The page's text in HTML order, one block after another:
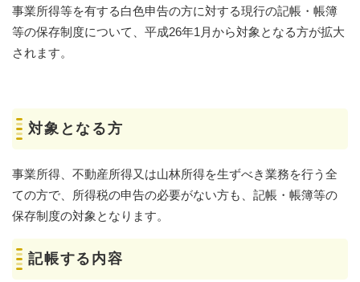
事業所得等を有する白色申告の方に対する現行の記帳・帳簿
等の保存制度について、平成26年1月から対象となる方が拡大
されます。
対象となる方
事業所得、不動産所得又は山林所得を生ずべき業務を行う全
ての方で、所得税の申告の必要がない方も、記帳・帳簿等の
保存制度の対象となります。
記帳する内容